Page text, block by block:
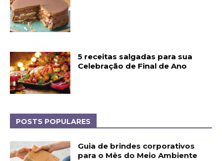
5 receitas salgadas para sua
Celebração de Final de Ano
POSTS POPULARES
Guia de brindes corporativos
para o Mês do Meio Ambiente